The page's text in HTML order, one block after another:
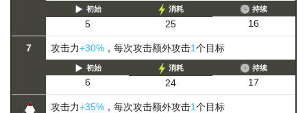
初始
5
消耗
25
持续
16
7 攻击力+30% ，每次攻击额外攻击1个目标
初始
6
消耗
24
持续
17
攻击力+35% ，每次攻击额外攻击1个目标